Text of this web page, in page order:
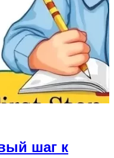
шаг к